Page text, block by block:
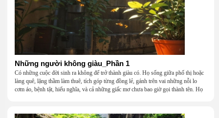
Những người không giàu_Phần 1
Có những cuộc đời sinh ra không để trở thành giàu có. Họ sống giữa phố thị hoặc
làng quê, lặng thầm làm thuê, tích góp từng đồng lẻ, gánh trên vai những nỗi lo
cơm áo, bệnh tật, hiếu nghĩa, và cả những giấc mơ chưa bao giờ gọi thành tên. Họ
một mái nhà bằng lòng thương, bằng sự nhẫn nại và một niềm tin cũ kỹ rằng: dẫu